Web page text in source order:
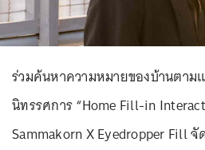
ร่วมค้นหาความหมายของบ้านตาม
นิทรรศการ “Home Fill-in
Sammakorn X Eyedropper Fill